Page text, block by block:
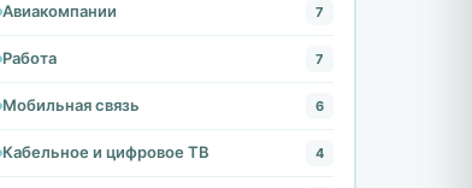
Авиакомпании 7
Работа 7
Мобильная связь 6
Кабельное и цифровое ТВ 4